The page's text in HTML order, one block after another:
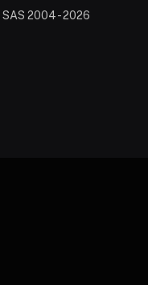
SAS 2004 - 2026